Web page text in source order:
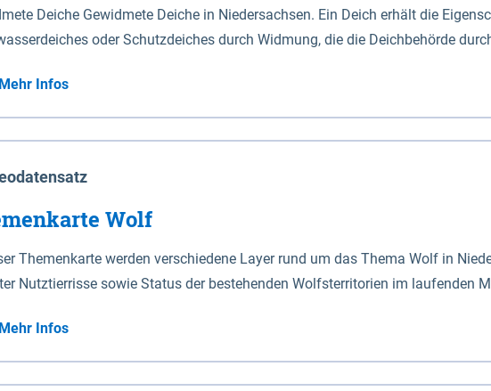
Deiche Gewidmete Deiche in Niedersachsen. Ein Deich erhält die
oder Schutzdeiches durch Widmung, die die Deichbehörde
Deiche gelten die Bestimmungen des Niedersächsischen
Sperrwerke Sperrwerke sind Bauwerke mit Sperrvorrichtungen in Tidegewässern, die dem
eines Gebietes vor erhöhten Tiden, vor allem vor Sturmfluten, zu dienen
Art erhält die Eigenschaft eines Sperrwerkes durch Widmung, die die
Mehr Infos
Wolf
Themenkarte werden verschiedene Layer rund um das Thema Wolf in
Nutztierrisse sowie Status der bestehenden Wolfsterritorien im laufenden
Mehr Infos